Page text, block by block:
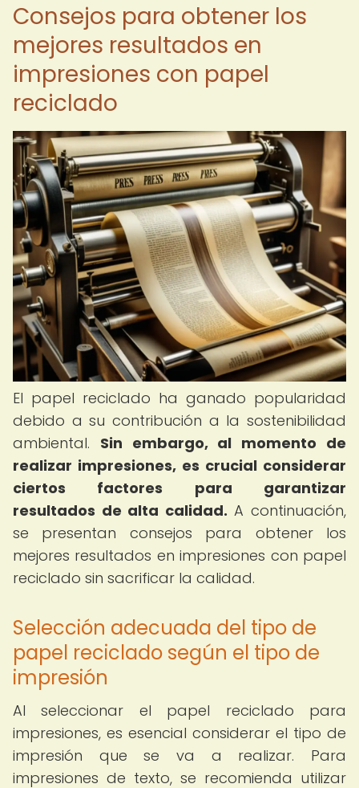
Consejos para obtener los
mejores resultados en
impresiones con papel
reciclado
El papel reciclado ha ganado popularidad
debido a su contribución a la sostenibilidad
ambiental. Sin embargo, al momento de
realizar impresiones, es crucial considerar
ciertos factores para garantizar
resultados de alta calidad. A continuación,
se presentan consejos para obtener los
mejores resultados en impresiones con papel
reciclado sin sacrificar la calidad.
Selección adecuada del tipo de
papel reciclado según el tipo de
impresión
Al seleccionar el papel reciclado para
impresiones, es esencial considerar el tipo de
impresión que se va a realizar. Para
impresiones de texto, se recomienda utilizar